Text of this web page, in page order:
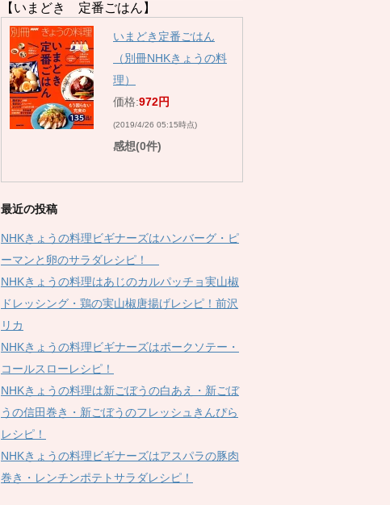
【いまどき 定番ごはん】
いまどき定番ごはん
（別冊NHKきょうの料
理）
価格:972円
(2019/4/26 05:15時点)
感想(0件)
最近の投稿
NHKきょうの料理ビギナーズはハンバーグ・ピ
ーマンと卵のサラダレシピ！
NHKきょうの料理はあじのカルパッチョ実山椒
ドレッシング・鶏の実山椒唐揚げレシピ！前沢
リカ
NHKきょうの料理ビギナーズはポークソテー・
コールスローレシピ！
NHKきょうの料理は新ごぼうの白あえ・新ごぼ
うの信田巻き・新ごぼうのフレッシュきんぴら
レシピ！
NHKきょうの料理ビギナーズはアスパラの豚肉
巻き・レンチンポテトサラダレシピ！